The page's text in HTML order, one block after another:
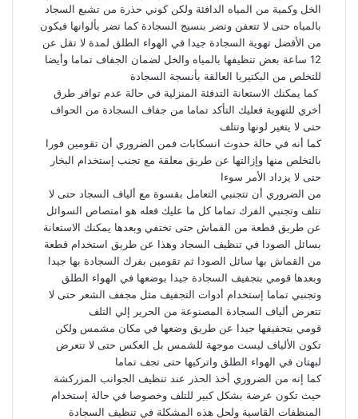
الخل وكمية من المياه الدافئة ولكن كوني حذرة من تشبع السجاد
بالمياه حتى لا تتعفن وتضر بنسيج السجادة كما تضر بألوانها فيكون
من الأفضل تهوية السجادة جيدا في الهواء الطلق لمدة لا تقل عن
12 ساعة بعض تنظيفها بالمياه والخل لضمان الجفاف تماما وأيضا
للتخلص من البكتيريا العالقة بأنسجة السجادة
كما يمكنك الاستعانة التدفئة المنزلية في حالة عدم توافر طرق
أخري للتهوية فعليك التأكد تماما من جفاف السجادة من الحواف
حتى لا يتغير لونها وتتلف
كما أنه في حالة حدوث انسكابات فمن الضروري أن تقومين فورا
بالتخلص منها وإزالتها عن طريق معلقة مع تجنب إستخدام البخار
حتى لا يزداد الأمر سوءا
من الضروري أن تتجنبي التعامل بقسوة مع ألياف السجاد حتى لا
تتلف وتجنبي الفرك تماما كل ما عليك فعله هو امتصاص السوائل
عن طريق قطعة من القماش حتى تختفي وبعدها يمكنك الاستعانة
بسائل الصودا في تنظيف السجاد وهذا عن طريق استخدام قطعة
من القماش بها سائل الصودا ثم تقومين بفرك السجادة بها جيدا
وبعدها قومي بتجفيف السجادة جيدا بوضعها في الهواء الطلق
وتجنبي تماما إستخدام أدوات التجفيف مثل مجفف الشعر حتى لا
تتعرض ألياف السجادة المصنوعة من الحرير إلي التلف
قومي بتجفيفها جيدا عن طريق وضعها في مكان مشمس ولكن
تكون الألياف ليست موجهة للشمس بل العكس حتى لا تتعرض
لبهتان في الهواء الطلق واتركيها حتى تجف تماما
كما إنه من الضروري أخذ الحذر عند تنظيف الجوانب المزركشة
حيث تكون عرضة بشكل كبير للتلف وخصوصا في حالة إستخدام
المنظفات القاسية ولحل هذه المشكلة في تنظيف السجادة